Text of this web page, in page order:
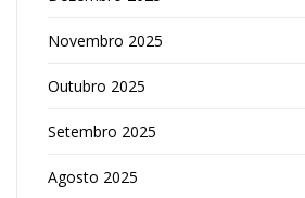
Novembro 2025
Outubro 2025
Setembro 2025
Agosto 2025